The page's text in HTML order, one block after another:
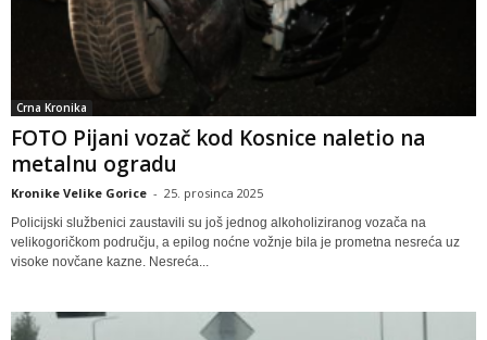
Crna Kronika
FOTO Pijani vozač kod Kosnice naletio na
metalnu ogradu
Kronike Velike Gorice - 25. prosinca 2025
Policijski službenici zaustavili su još jednog alkoholiziranog vozača na
velikogoričkom području, a epilog noćne vožnje bila je prometna nesreća uz
visoke novčane kazne. Nesreća...